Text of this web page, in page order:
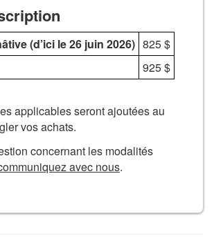
(d’ici le 26 juin 2026) 825 $
925 $
applicables seront ajoutées au
vos achats.
concernant les modalités
avec nous.